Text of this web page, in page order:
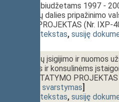
Savivaldybių biudžetams 1997 -
biudžeto lėšų dalies pripažinimo
ĮSTATYMO PROJEKTAS (Nr. IXP-
dokumento tekstas, susiję
Žemės sklypų įsigijimo ir nuomos
atstovybėms ir konsulinėms
pakeitimo ĮSTATYMO
svarstymas]
dokumento tekstas, susiję